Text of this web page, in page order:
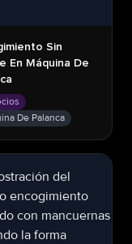
Sin
En Máquina De
De Palanca